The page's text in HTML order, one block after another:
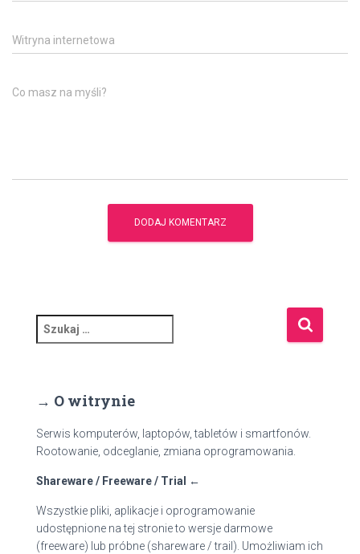
Witryna internetowa
Co masz na myśli?
z
:
→ O witrynie
Serwis komputerów, laptopów, tabletów i smartfonów.
Rootowanie, odceglanie, zmiana oprogramowania.
Shareware / Freeware / Trial ←
Wszystkie pliki, aplikacje i oprogramowanie
udostępnione na tej stronie to wersje darmowe
(freeware) lub próbne (shareware / trail). Umożliwiam ich